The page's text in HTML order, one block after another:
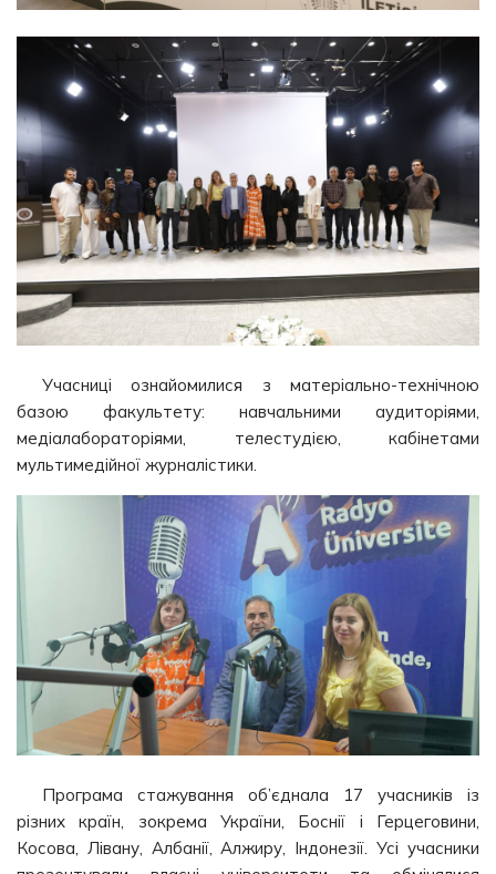
Учасниці ознайомилися з матеріально-технічною
базою факультету: навчальними аудиторіями,
медіалабораторіями, телестудією, кабінетами
мультимедійної журналістики.
Програма стажування об’єднала 17 учасників із
різних країн, зокрема України, Боснії і Герцеговини,
Косова, Лівану, Албанії, Алжиру, Індонезії. Усі учасники